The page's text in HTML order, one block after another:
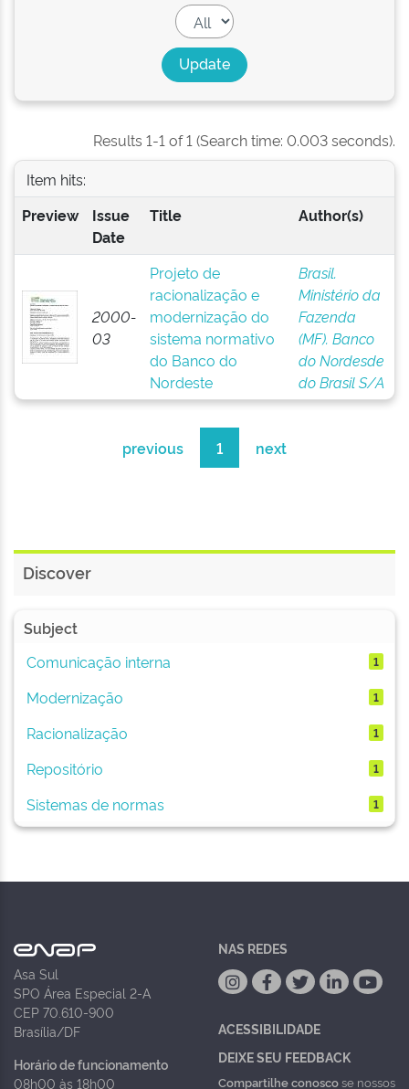
Results 1-1 of 1 (Search time: 0.003 seconds).
Item hits:
Preview
Issue
Date
Title Author(s)
2000-
03
Projeto de
racionalização e
modernização do
sistema normativo
do Banco do
Nordeste
Brasil.
Ministério da
Fazenda
(MF). Banco
do Nordesde
do Brasil S/A
previous 1 next
Discover
Subject
Comunicação interna
1
Modernização 1
Racionalização 1
Repositório 1
Sistemas de normas 1
Asa Sul
SPO Área Especial 2-A
CEP 70.610-900
Brasília/DF
Horário de funcionamento
08h00 às 18h00
NAS REDES
ACESSIBILIDADE
DEIXE SEU FEEDBACK
Compartilhe conoscose nossos